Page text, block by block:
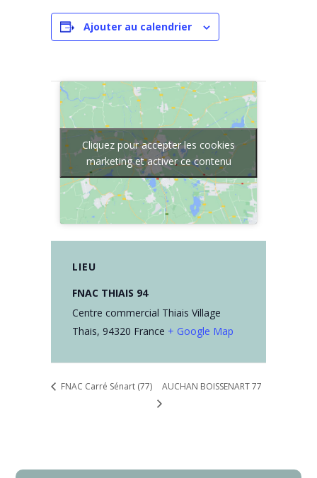
Ajouter au calendrier
LIEU
FNAC THIAIS 94
Centre commercial Thiais Village
Thais, 94320 France + Google Map
Cliquez pour accepter les cookies
marketing et activer ce contenu
FNAC Carré Sénart (77) AUCHAN BOISSENART 77